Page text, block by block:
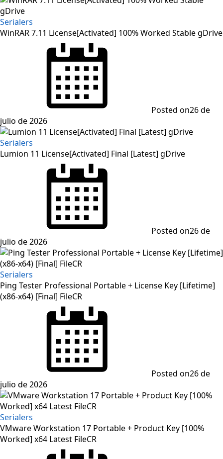
Serialers
WinRAR 7.11 License[Activated] 100% Worked Stable gDrive
Posted on26 de
julio de 2026
Serialers
Lumion 11 License[Activated] Final [Latest] gDrive
Posted on26 de
julio de 2026
Serialers
Ping Tester Professional Portable + License Key [Lifetime]
(x86-x64) [Final] FileCR
Posted on26 de
julio de 2026
Serialers
VMware Workstation 17 Portable + Product Key [100%
Worked] x64 Latest FileCR